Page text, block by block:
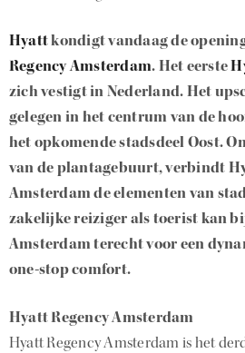
Hyattkondigt vandaag de
Regency Amsterdam. Het eerste
zich vestigt in Nederland. Het
gelegen in het centrum van de
het opkomende stadsdeel Oost.
van de plantagebuurt, verbindt
Amsterdam de elementen van
zakelijke reiziger als toerist kan
Amsterdam terecht voor een
one-stop comfort.
Hyatt Regency Amsterdam
Hyatt Regency Amsterdam is het